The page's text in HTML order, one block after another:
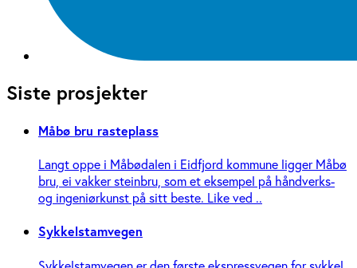
Siste prosjekter
Måbø bru rasteplass
Langt oppe i Måbødalen i Eidfjord kommune ligger Måbø
bru, ei vakker steinbru, som et eksempel på håndverks-
og ingeniør­kunst på sitt beste. Like ved ..
Sykkelstamvegen